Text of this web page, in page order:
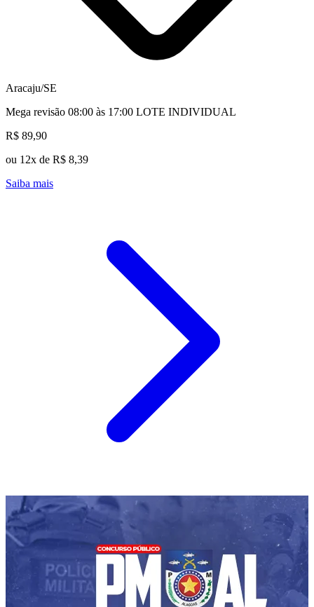
Aracaju/SE
Mega revisão 08:00 às 17:00 LOTE INDIVIDUAL
R$ 89,90
ou 12x de R$ 8,39
Saiba mais